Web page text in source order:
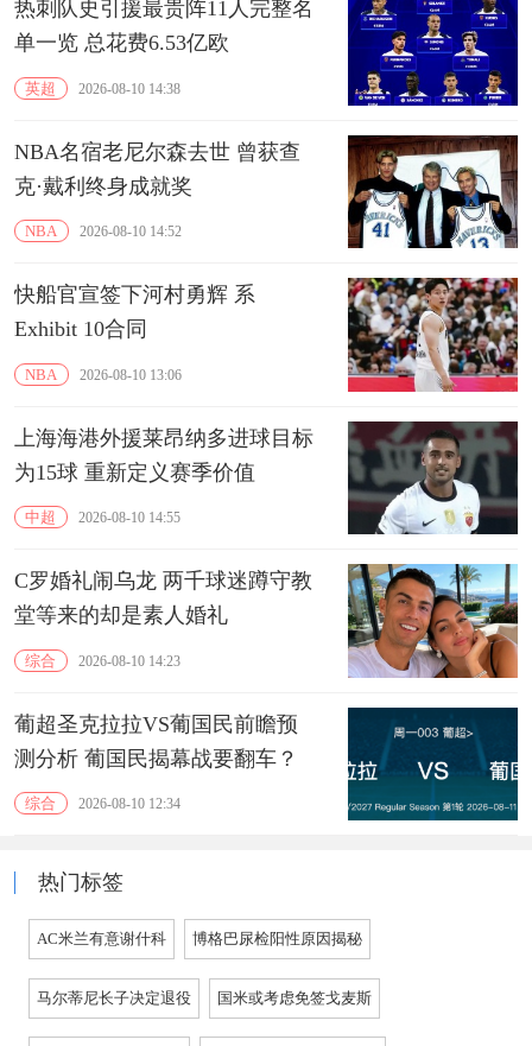
热刺队史引援最贵阵11人完整名
单一览 总花费6.53亿欧
英超 2026-08-10 14:38
NBA名宿老尼尔森去世 曾获查
克·戴利终身成就奖
NBA 2026-08-10 14:52
快船官宣签下河村勇辉 系
Exhibit 10合同
NBA 2026-08-10 13:06
上海海港外援‌莱昂纳多进球目标
为15球 重新定义赛季价值
中超 2026-08-10 14:55
C罗婚礼闹乌龙 两千球迷蹲守教
堂等来的却是素人婚礼
综合 2026-08-10 14:23
葡超圣克拉拉VS葡国民前瞻预
测分析 葡国民揭幕战要翻车？
综合 2026-08-10 12:34
热门标签
AC米兰有意谢什科 博格巴尿检阳性原因揭秘
马尔蒂尼长子决定退役 国米或考虑免签戈麦斯